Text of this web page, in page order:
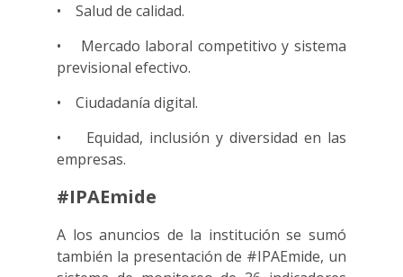
• Salud de calidad.
• Mercado laboral competitivo y sistema
previsional efectivo.
• Ciudadanía digital.
• Equidad, inclusión y diversidad en las
empresas.
#IPAEmide
A los anuncios de la institución se sumó
también la presentación de #IPAEmide, un